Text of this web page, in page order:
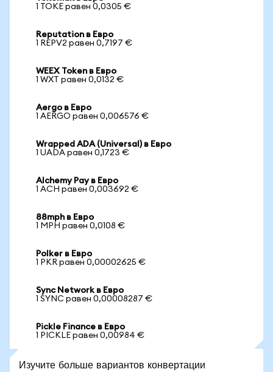
1 TOKE равен 0,0305 €
Reputation в Евро
1 REPV2 равен 0,7197 €
WEEX Token в Евро
1 WXT равен 0,0132 €
Aergo в Евро
1 AERGO равен 0,006576 €
Wrapped ADA (Universal) в Евро
1 UADA равен 0,1723 €
Alchemy Pay в Евро
1 ACH равен 0,003692 €
88mph в Евро
1 MPH равен 0,0108 €
Polker в Евро
1 PKR равен 0,00002625 €
Sync Network в Евро
1 SYNC равен 0,00008287 €
Pickle Finance в Евро
1 PICKLE равен 0,00984 €
Изучите больше вариантов конвертации